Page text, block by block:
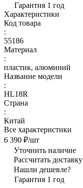
Гарантия 1 год
Характеристики
Код товара
:
55186
Материал
:
пластик, алюминий
Название модели
:
HL18R
Страна
:
Китай
Все характеристики
6 390 ₽/шт
Уточнить наличие
Рассчитать доставку
Нашли дешевле?
Гарантия 1 год